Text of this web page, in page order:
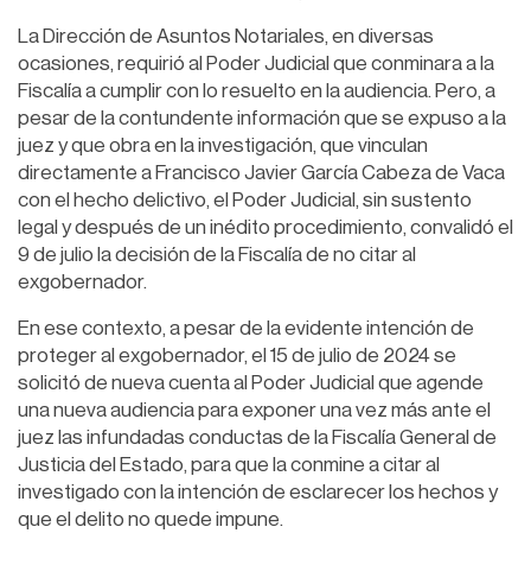
La Dirección de Asuntos Notariales, en diversas
ocasiones, requirió al Poder Judicial que conminara a la
Fiscalía a cumplir con lo resuelto en la audiencia. Pero, a
pesar de la contundente información que se expuso a la
juez y que obra en la investigación, que vinculan
directamente a Francisco Javier García Cabeza de Vaca
con el hecho delictivo, el Poder Judicial, sin sustento
legal y después de un inédito procedimiento, convalidó el
9 de julio la decisión de la Fiscalía de no citar al
exgobernador.
En ese contexto, a pesar de la evidente intención de
proteger al exgobernador, el 15 de julio de 2024 se
solicitó de nueva cuenta al Poder Judicial que agende
una nueva audiencia para exponer una vez más ante el
juez las infundadas conductas de la Fiscalía General de
Justicia del Estado, para que la conmine a citar al
investigado con la intención de esclarecer los hechos y
que el delito no quede impune.